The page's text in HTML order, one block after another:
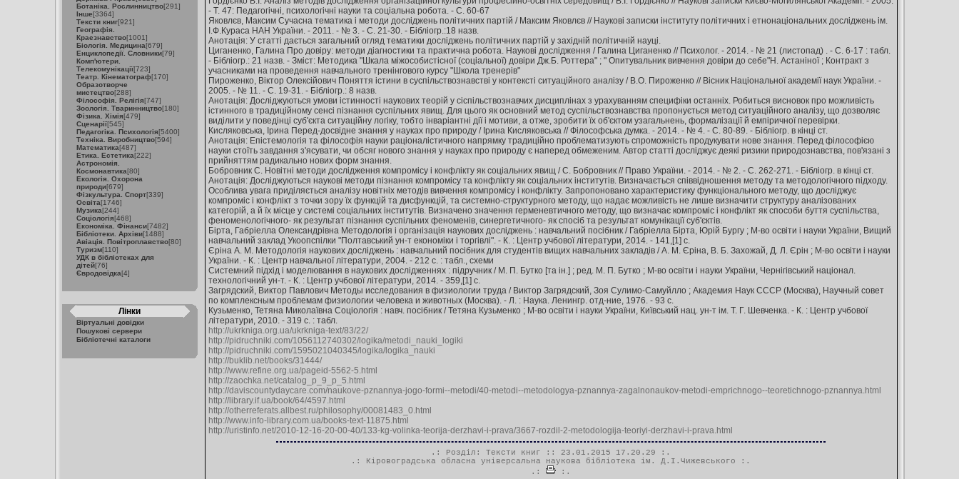
Ботаніка. Рослинництво[291]
Інше[3364]
Тексти книг[921]
Географія.
Краєзнавство[1001]
Біологія. Медицина[679]
Енциклопедії. Словники[79]
Комп'ютери.
Телекомунікації[723]
Театр. Кінематограф[170]
Образотворче
мистецтво[288]
Філософія. Релігія[747]
Зоологія. Тваринництво[180]
Фізика. Хімія[479]
Сценарії[545]
Педагогіка. Психологія[5400]
Техніка. Виробництво[594]
Математика[487]
Етика. Естетика[222]
Астрономія.
Космонавтика[80]
Екологія. Охорона
природи[679]
Фізкультура. Спорт[339]
Освіта[1746]
Музика[244]
Соціологія[468]
Економіка. Фінанси[7482]
Бібліотеки. Архіви[1488]
Авіація. Повітроплавство[80]
Туризм[110]
УДК в бібліотеках для
дітей[76]
Євродовідка[4]
Лінки
Віртуальні довідки
Пошукові сервери
Бібліотечні каталоги
- Т. 47: Педагогічні, психологічні науки та соціальна робота. - С. 60-67
Яковлєв, Максим Сучасна тематика і методи досліджень політичних партій / Максим Яковлєв // Наукові записки інституту політичних і етнонаціональних досліджень ім.
І.Ф.Кураса НАН України. - 2011. - № 3. - С. 21-30. - Бібліогр.:18 назв.
Анотація: У статті дається загальний огляд тематики досліджень політичних партій у західній політичній науці.
Циганенко, Галина Про довіру: методи діагностики та практична робота. Наукові дослідження / Галина Циганенко // Психолог. - 2014. - № 21 (листопад) . - С. 6-17 : табл.
- Бібліогр.: 21 назв. - Зміст: Методика "Шкала міжособистісної (соціальної) довіри Дж.Б. Роттера" ; " Опитувальник вивчення довіри до себе"Н. Астаніної ; Контракт з
учасниками на проведення навчального тренінгового курсу "Школа тренерів"
Пироженко, Віктор Олексійович Поняття істини в суспільствознавстві у контексті ситуаційного аналізу / В.О. Пироженко // Вісник Національної академії наук України. -
2005. - № 11. - С. 19-31. - Бібліогр.: 8 назв.
Анотація: Досліджуються умови істинності наукових теорій у сіспільствознавчих дисциплінах з урахуванням специфіки останніх. Робиться висновок про можливість
істинного в традиційному сенсі пізнання суспільних явищ. Для цього як основний метод суспільствознавства пропонується метод ситуаційного аналізу, що дозволяє
виділити у поведінці суб'єкта ситуаційну логіку, тобто інваріантні дії і мотиви, а отже, зробити їх об'єктом узагальнень, формалізації й емпіричної перевірки.
Кисляковська, Ірина Перед-досвідне знання у науках про природу / Ірина Кисляковська // Філософська думка. - 2014. - № 4. - С. 80-89. - Бібліогр. в кінці ст.
Анотація: Епістемологія та філософія науки раціоналістичного напрямку традиційно проблематизують спроможність продукувати нове знання. Перед філософією
науки стоїть завдання з'ясувати, чи обсяг нового знання у науках про природу є наперед обмеженим. Автор статті досліджує деякі ризики природознавства, пов'язані з
прийняттям радикально нових форм знання.
Бобровник С. Новітні методи дослідження компромісу і конфлікту як соціальних явищ / С. Бобровник // Право України. - 2014. - № 2. - С. 262-271. - Бібліогр. в кінці ст.
Анотація: Досліджуються наукові методи пізнання компромісу та конфлікту як соціальних інститутів. Визначається співвідношення методу та методологічного підходу.
Особлива увага приділяється аналізу новітніх методів вивчення компромісу і конфлікту. Запропоновано характеристику функціонального методу, що досліджує
компроміс і конфлікт з точки зору їх функцій та дисфункцій, та системно-структурного методу, що надає можливість не лише визначити структуру аналізованих
категорій, а й їх місце у системі соціальних інститутів. Визначено значення герменевтичного методу, що визначає компроміс і конфлікт як способи буття суспільства,
феноменологічного- як результат пізнання суспільних феноменів, синергетичного- як спосіб та результат комунікації суб'єктів.
Бірта, Габріелла Олександрівна Методологія і організація наукових досліджень : навчальний посібник / Габріелла Бірта, Юрій Бургу ; М-во освіти і науки України, Вищий
навчальний заклад Укоопспілки "Полтавський ун-т економіки і торгівлі". - К. : Центр учбової літератури, 2014. - 141,[1] с.
Єріна А. М. Методологія наукових досліджень : навчальний посібник для студентів вищих навчальних закладів / А. М. Єріна, В. Б. Захожай, Д. Л. Єрін ; М-во освіти і науки
України. - К. : Центр навчальної літератури, 2004. - 212 с. : табл., схеми
Системний підхід і моделювання в наукових дослідженнях : підручник / М. П. Бутко [та ін.] ; ред. М. П. Бутко ; М-во освіти і науки України, Чернігівський націонал.
технологічний ун-т. - К. : Центр учбової літератури, 2014. - 359,[1] с.
Загрядский, Виктор Павлович Методы исследования в физиологии труда / Виктор Загрядский, Зоя Сулимо-Самуйлло ; Академия Наук СССР (Москва), Научный совет
по комплексным проблемам физиологии человека и животных (Москва). - Л. : Наука. Ленингр. отд-ние, 1976. - 93 с.
Кузьменко, Тетяна Миколаївна Соціологія : навч. посібник / Тетяна Кузьменко ; М-во освіти і науки України, Київський нац. ун-т ім. Т. Г. Шевченка. - К. : Центр учбової
літератури, 2010. - 319 с. : табл.
http://ukrkniga.org.ua/ukrkniga-text/83/22/
http://pidruchniki.com/1056112740302/logika/metodi_nauki_logiki
http://pidruchniki.com/1595021040345/logika/logika_nauki
http://buklib.net/books/31444/
http://www.refine.org.ua/pageid-5562-5.html
http://zaochka.net/catalog_p_9_p_5.html
http://daviscountydaycare.com/naukove-pznannya-jogo-formi--metodi/40-metodi--metodologya-pznannya-zagalnonaukov-metodi-emprichnogo--teoretichnogo-pznannya.html
http://library.if.ua/book/64/4597.html
http://otherreferats.allbest.ru/philosophy/00081483_0.html
http://www.info-library.com.ua/books-text-11875.html
http://uristinfo.net/2010-12-16-20-00-40/133-kg-volinka-teorija-derzhavi-i-prava/3667-rozdil-2-metodologija-teoriyi-derzhavi-i-prava.html
.: Розділ: Тексти книг :: 23.01.2015 17.20.29 :.
.: Кіровоградська обласна універсальна наукова бібліотека ім. Д.І.Чижевського :.
.:
:.